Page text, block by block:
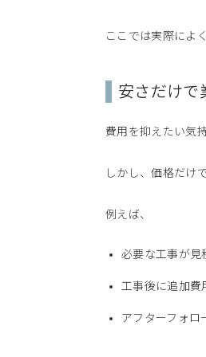
ここでは実際によ
安さだけで
費用を抑えたい気
しかし、価格だけ
例えば、
必要な工事が見
工事後に追加費
アフターフォロ